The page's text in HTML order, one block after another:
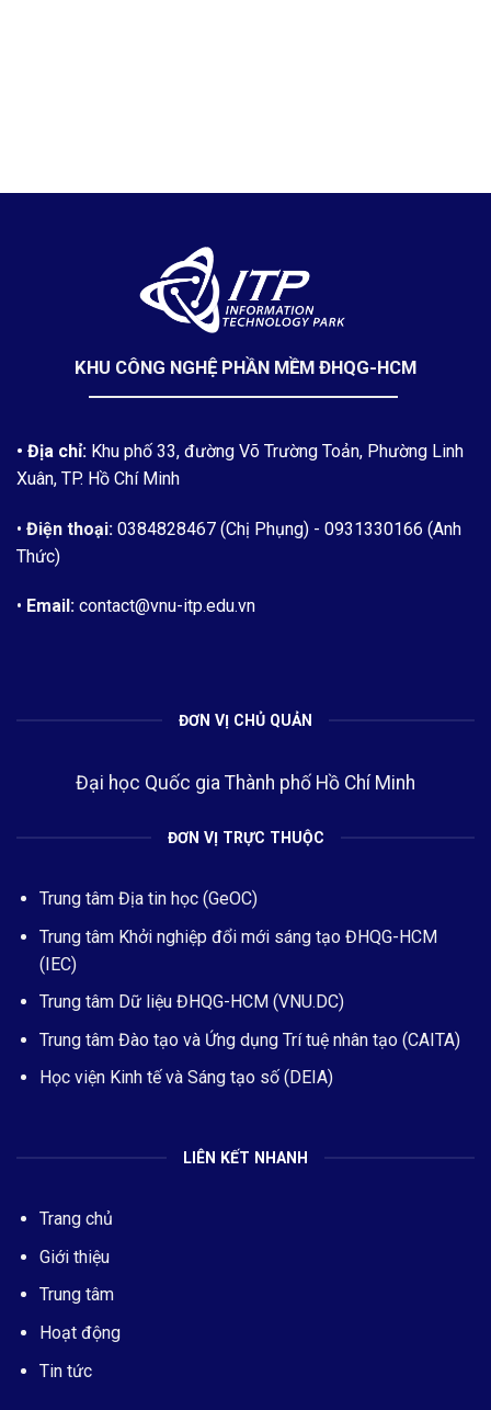
KHU CÔNG NGHỆ PHẦN MỀM ĐHQG-HCM
• Địa chỉ: Khu phố 33, đường Võ Trường Toản, Phường Linh
Xuân, TP. Hồ Chí Minh
• Điện thoại: 0384828467 (Chị Phụng) - 0931330166 (Anh
Thức)
• Email: contact@vnu-itp.edu.vn
ĐƠN VỊ CHỦ QUẢN
Đại học Quốc gia Thành phố Hồ Chí Minh
ĐƠN VỊ TRỰC THUỘC
Trung tâm Địa tin học (GeOC)
Trung tâm Khởi nghiệp đổi mới sáng tạo ĐHQG-HCM
(IEC)
Trung tâm Dữ liệu ĐHQG-HCM (VNU.DC)
Trung tâm Đào tạo và Ứng dụng Trí tuệ nhân tạo (CAITA)
Học viện Kinh tế và Sáng tạo số (DEIA)
LIÊN KẾT NHANH
Trang chủ
Giới thiệu
Trung tâm
Hoạt động
Tin tức